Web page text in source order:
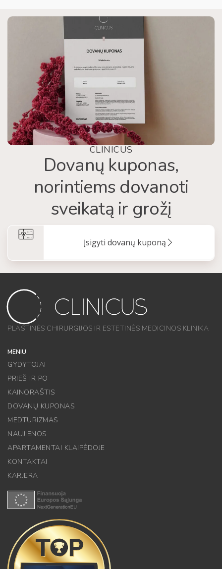
CLINICUS
Dovanų kuponas,
norintiems dovanoti
sveikatą ir grožį
Įsigyti dovanų kuponą
PLASTINĖS CHIRURGIJOS IR ESTETINĖS MEDICINOS KLINIKA
MENIU
GYDYTOJAI
PRIEŠ IR PO
KAINORAŠTIS
DOVANŲ KUPONAS
MEDTURIZMAS
NAUJIENOS
APARTAMENTAI KLAIPĖDOJE
KONTAKTAI
KARJERA